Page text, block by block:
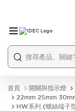
首頁 開關與指示燈
22mm 25mm
HW系列 (螺絲端子